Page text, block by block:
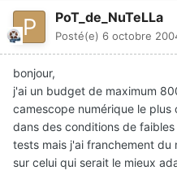
PoT_de_NuTeLLa
Posté(e) 6 octobre
bonjour,
j'ai un budget de maximum
camescope numérique le
dans des conditions de
tests mais j'ai franchement du
sur celui qui serait le mieux